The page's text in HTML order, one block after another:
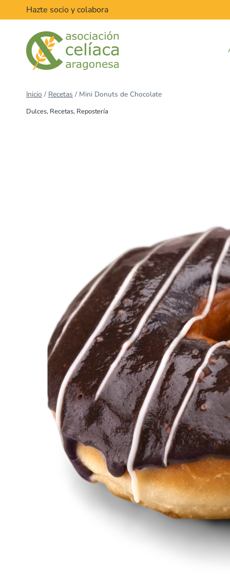
al
Hazte socio y colabora
Inicio / Recetas / Mini Donuts de Chocolate
Dulces, Recetas, Repostería